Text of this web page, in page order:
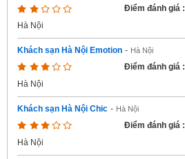
Điểm đánh giá :
Hà Nội
Khách sạn Hà Nội Emotion - Hà Nội
Điểm đánh giá :
Hà Nội
Khách sạn Hà Nội Chic - Hà Nội
Điểm đánh giá :
Hà Nội